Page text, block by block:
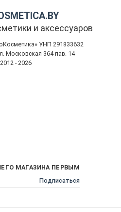
и аксессуаров
УНП 291833632
Московская 364 пав. 14
- 2026
МАГАЗИНА ПЕРВЫМ
Подписаться